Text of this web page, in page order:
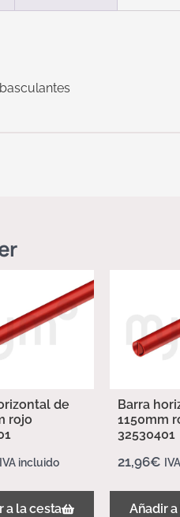
de
rojo
IVA incluido
a la cesta
Barra
1150mm
32530401
21,96€
Añadir